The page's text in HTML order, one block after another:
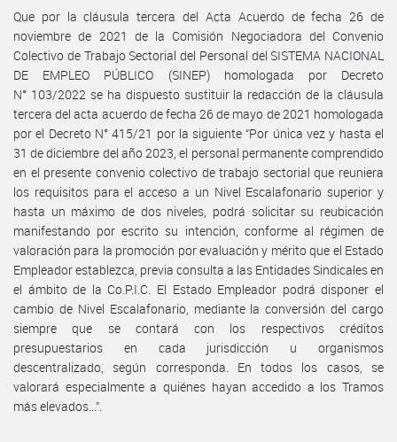
Que por la cláusula tercera del Acta Acuerdo de fecha 26 de
noviembre de 2021 de la Comisión Negociadora del Convenio
Colectivo de Trabajo Sectorial del Personal del SISTEMA NACIONAL
DE EMPLEO PÚBLICO (SINEP) homologada por Decreto
N° 103/2022 se ha dispuesto sustituir la redacción de la cláusula
tercera del acta acuerdo de fecha 26 de mayo de 2021 homologada
por el Decreto N° 415/21 por la siguiente “Por única vez y hasta el
31 de diciembre del año 2023, el personal permanente comprendido
en el presente convenio colectivo de trabajo sectorial que reuniera
los requisitos para el acceso a un Nivel Escalafonario superior y
hasta un máximo de dos niveles, podrá solicitar su reubicación
manifestando por escrito su intención, conforme al régimen de
valoración para la promoción por evaluación y mérito que el Estado
Empleador establezca, previa consulta a las Entidades Sindicales en
el ámbito de la Co.P.I.C. El Estado Empleador podrá disponer el
cambio de Nivel Escalafonario, mediante la conversión del cargo
siempre que se contará con los respectivos créditos
presupuestarios en cada jurisdicción u organismos
descentralizado, según corresponda. En todos los casos, se
valorará especialmente a quiénes hayan accedido a los Tramos
más elevados…”.